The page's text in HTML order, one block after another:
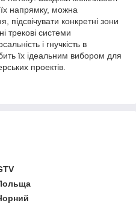
їх напрямку, можна
підсвічувати конкретні зони
трекові системи
і гнучкість в
їх ідеальним вибором для
проектів.